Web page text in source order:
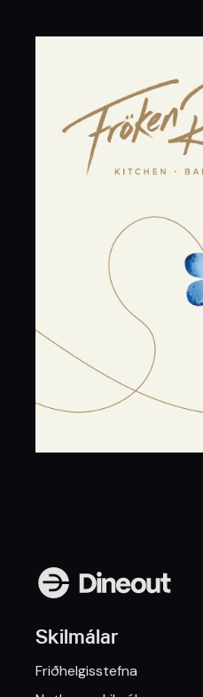
Skilmálar
Friðhelgisstefna